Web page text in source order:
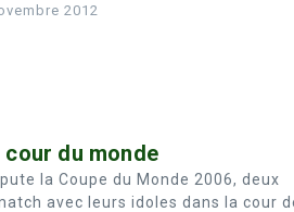
2012
cour du monde
la Coupe du Monde 2006, deux
avec leurs idoles dans la cour